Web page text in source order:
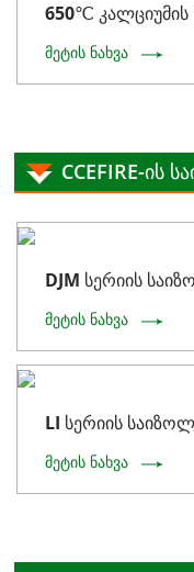
650℃
მეტის ნახვა
CCEFIRE-ის
DJM სერიის
მეტის ნახვა
LI სერიის
მეტის ნახვა